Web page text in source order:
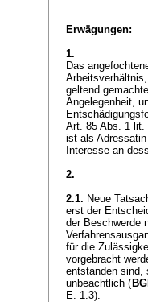
Erwägungen:
1.
Das
geltend
Angelegenheit,
Art. 85 Abs. 1 lit.
ist als
Interesse an
2.
2.1. Neue
erst der
der Beschwerde
für die
vorgebracht
entstanden sind,
unbeachtlich (
E. 1.3).